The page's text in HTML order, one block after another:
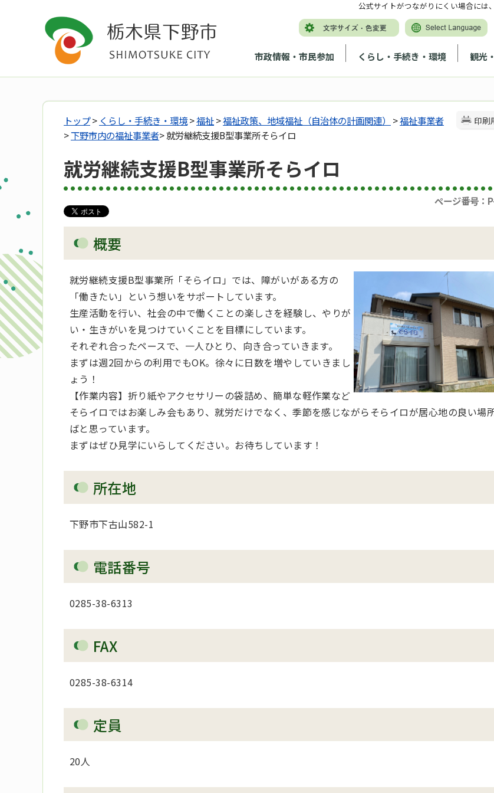
市政情報・市民参加 くらし・手続き・環境 観光
公式サイトがつながりにくい場合には
印刷
トップ> くらし・手続き・環境>福祉>福祉政策、地域福祉（自治体の計画関連） >福祉事業者
>下野市内の福祉事業者> 就労継続支援B型事業所そらイロ
就労継続支援B型事業所そらイロ
ページ番号：
概要
就労継続支援B型事業所「そらイロ」では、障がいがある方の
「働きたい」という想いをサポートしています。
生産活動を行い、社会の中で働くことの楽しさを経験し、やりが
い・生きがいを見つけていくことを目標にしています。
それぞれ合ったペースで、一人ひとり、向き合っていきます。
まずは週2回からの利用でもOK。徐々に日数を増やしていきまし
ょう！
【作業内容】折り紙やアクセサリーの袋詰め、簡単な軽作業など
そらイロではお楽しみ会もあり、就労だけでなく、季節を感じながらそらイロが居心地の良い場
ばと思っています。
まずはぜひ見学にいらしてください。お待ちしています！
所在地
下野市下古山582-1
電話番号
0285-38-6313
FAX
0285-38-6314
定員
20人